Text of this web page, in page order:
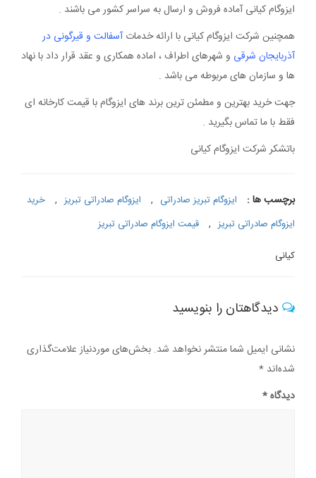
ایزوگام کیانی آماده فروش و ارسال به سراسر کشور می باشند .
همچنین شرکت ایزوگام کیانی با ارائه خدماتآسفالت و قیرگونی در
آذربایجان شرقی و شهرهای اطراف ، اماده همکاری و عقد قرار داد با نهاد
ها و سازمان های مربوطه می باشد .
جهت خرید بهترین و مطمئن ترین برند های ایزوگام با قیمت کارخانه ای
فقط با ما تماس بگیرید .
باتشکر شرکت ایزوگام کیانی
برچسب ها : ایزوگام تبریز صادراتی , ایزوگام صادراتی تبریز ,
خرید
ایزوگام صادراتی تبریز , قیمت ایزوگام صادراتی تبریز
کیانی
دیدگاهتان را بنویسید
نشانی ایمیل شما منتشر نخواهد شد. بخش‌های موردنیاز علامت‌گذاری
شده‌اند *
دیدگاه*